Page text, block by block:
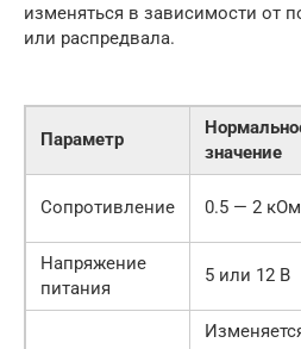
изменяться в зависимости от
или распредвала.
Параметр
значение
Сопротивление 0.5 — 2 кОм
Напряжение
питания
5 или 12 В